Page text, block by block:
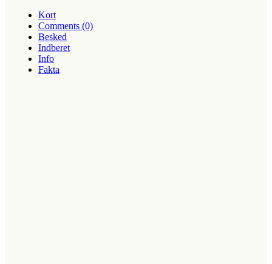
Kort
Comments (0)
Besked
Indberet
Info
Fakta